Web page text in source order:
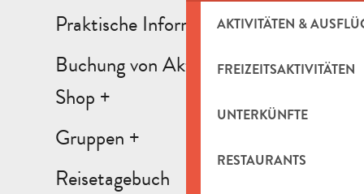
AKTIVITÄTEN &
FREIZEITSAKTIVITÄTEN
UNTERKÜNFTE
RESTAURANTS
Praktische Informationen +
Buchung von Aktivitäten und
Shop +
Gruppen +
Reisetagebuch